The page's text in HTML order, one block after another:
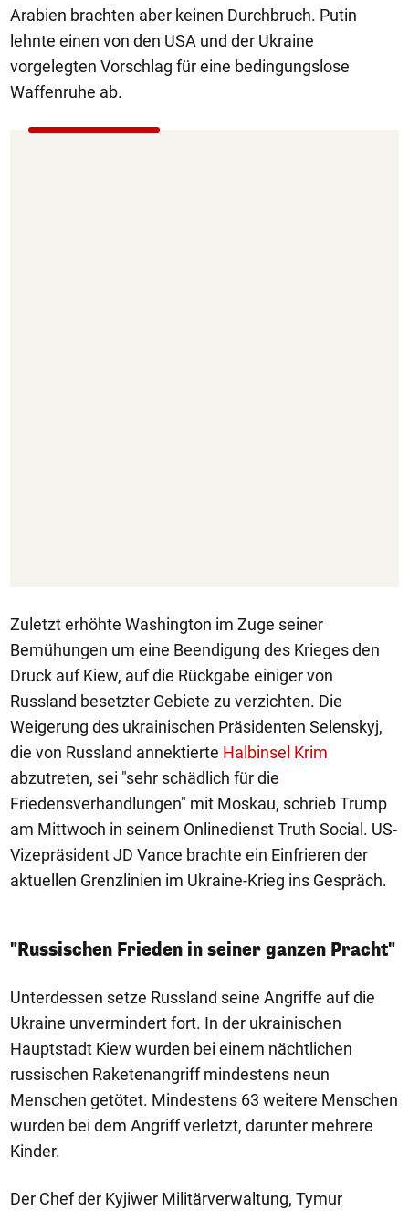
Arabien brachten aber keinen Durchbruch. Putin
lehnte einen von den USA und der Ukraine
vorgelegten Vorschlag für eine bedingungslose
Waffenruhe ab.
Zuletzt erhöhte Washington im Zuge seiner
Bemühungen um eine Beendigung des Krieges den
Druck auf Kiew, auf die Rückgabe einiger von
Russland besetzter Gebiete zu verzichten. Die
Weigerung des ukrainischen Präsidenten Selenskyj,
die von Russland annektierte Halbinsel Krim
abzutreten, sei "sehr schädlich für die
Friedensverhandlungen" mit Moskau, schrieb Trump
am Mittwoch in seinem Onlinedienst Truth Social. US-
Vizepräsident JD Vance brachte ein Einfrieren der
aktuellen Grenzlinien im Ukraine-Krieg ins Gespräch.
"Russischen Frieden in seiner ganzen Pracht"
Unterdessen setze Russland seine Angriffe auf die
Ukraine unvermindert fort. In der ukrainischen
Hauptstadt Kiew wurden bei einem nächtlichen
russischen Raketenangriff mindestens neun
Menschen getötet. Mindestens 63 weitere Menschen
wurden bei dem Angriff verletzt, darunter mehrere
Kinder.
Der Chef der Kyjiwer Militärverwaltung, Tymur